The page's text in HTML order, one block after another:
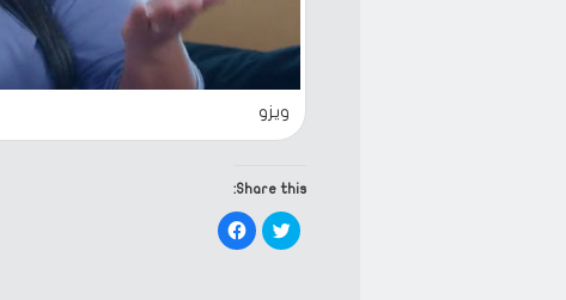
ويزو
Share this:
Click
to
share
Click
to